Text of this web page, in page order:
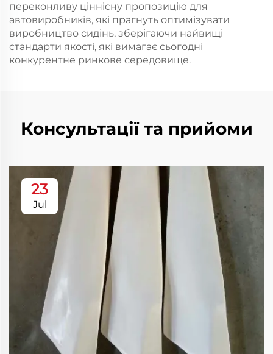
переконливу ціннісну пропозицію для
автовиробників, які прагнуть оптимізувати
виробництво сидінь, зберігаючи найвищі
стандарти якості, які вимагає сьогодні
конкурентне ринкове середовище.
Консультації та прийоми
23
Jul